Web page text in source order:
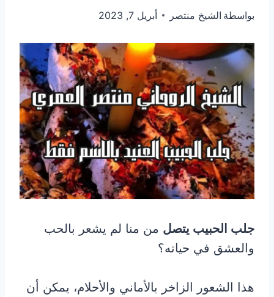
بواسطة الشيخ منتصر أبريل 7, 2023
جلب الحبيب يتصل من منا لم يشعر بالحب
والعشق في حياته؟
هذا الشعور الزاخر بالأماني والأحلام، يمكن أن